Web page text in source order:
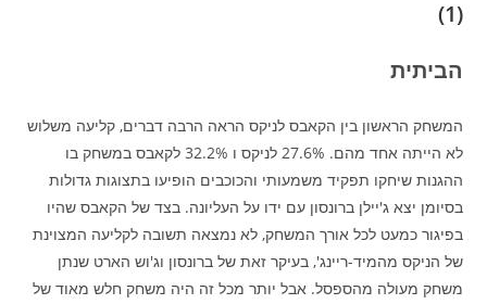
(1)
הביתית
המשחק הראשון בין הקאבס לניקס הראה הרבה דברים, קליעה משלוש
לא הייתה אחד מהם. 27.6% לניקס ו 32.2% לקאבס במשחק בו
ההגנות שיחקו תפקיד משמעותי והכוכבים הופיעו בתצוגות גדולות
בסיומן יצא ג'יילן ברונסון עם ידו על העליונה. בצד של הקאבס שהיו
בפיגור כמעט לכל אורך המשחק, לא נמצאה תשובה לקליעה המצוינת
של הניקס מהמיד-ריינג', בעיקר זאת של ברונסון וג'וש הארט שנתן
משחק מעולה מהספסל. אבל יותר מכל זה היה משחק חלש מאוד של